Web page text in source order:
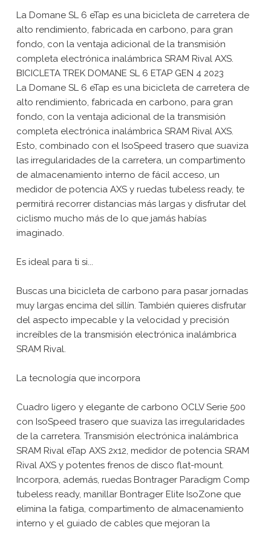
La Domane SL 6 eTap es una bicicleta de carretera de
alto rendimiento, fabricada en carbono, para gran
fondo, con la ventaja adicional de la transmisión
completa electrónica inalámbrica SRAM Rival AXS.
BICICLETA TREK DOMANE SL 6 ETAP GEN 4 2023
La Domane SL 6 eTap es una bicicleta de carretera de
alto rendimiento, fabricada en carbono, para gran
fondo, con la ventaja adicional de la transmisión
completa electrónica inalámbrica SRAM Rival AXS.
Esto, combinado con el IsoSpeed trasero que suaviza
las irregularidades de la carretera, un compartimento
de almacenamiento interno de fácil acceso, un
medidor de potencia AXS y ruedas tubeless ready, te
permitirá recorrer distancias más largas y disfrutar del
ciclismo mucho más de lo que jamás habías
imaginado.
Es ideal para ti si...
Buscas una bicicleta de carbono para pasar jornadas
muy largas encima del sillín. También quieres disfrutar
del aspecto impecable y la velocidad y precisión
increíbles de la transmisión electrónica inalámbrica
SRAM Rival.
La tecnología que incorpora
Cuadro ligero y elegante de carbono OCLV Serie 500
con IsoSpeed trasero que suaviza las irregularidades
de la carretera. Transmisión electrónica inalámbrica
SRAM Rival eTap AXS 2x12, medidor de potencia SRAM
Rival AXS y potentes frenos de disco flat-mount.
Incorpora, además, ruedas Bontrager Paradigm Comp
tubeless ready, manillar Bontrager Elite IsoZone que
elimina la fatiga, compartimento de almacenamiento
interno y el guiado de cables que mejoran la